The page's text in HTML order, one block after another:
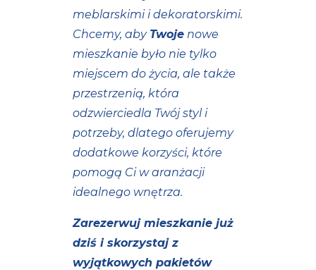
meblarskimi i dekoratorskimi.
Chcemy, aby Twojenowe
mieszkanie było nie tylko
miejscem do życia, ale także
przestrzenią, która
odzwierciedla Twój styl i
potrzeby, dlatego oferujemy
dodatkowe korzyści, które
pomogą Ci w aranżacji
idealnego wnętrza.
Zarezerwuj mieszkanie już
dziś i skorzystaj z
wyjątkowych pakietów